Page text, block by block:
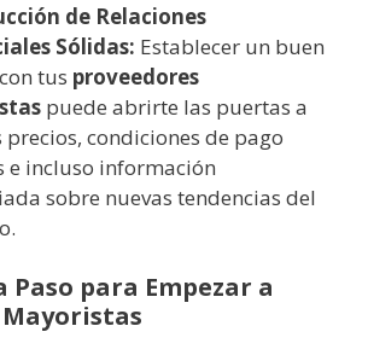
de Relaciones
Sólidas: Establecer un buen
tus proveedores
puede abrirte las puertas a
precios, condiciones de pago
e incluso información
sobre nuevas tendencias del
Paso para Empezar a